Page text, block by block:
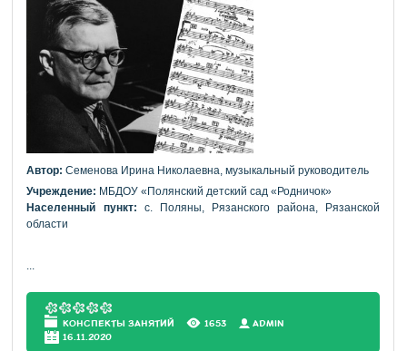
Автор:Семенова Ирина Николаевна, музыкальный руководитель
Учреждение: МБДОУ «Полянский детский сад «Родничок»
Населенный пункт: с. Поляны, Рязанского района, Рязанской
области
...
КОНСПЕКТЫ ЗАНЯТИЙ 1653
АDMIN
16.11.2020